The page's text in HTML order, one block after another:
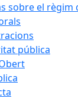
sobre el
pública